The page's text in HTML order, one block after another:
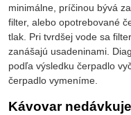
minimálne, príčinou bývá
filter, alebo opotrebované
tlak. Pri tvrdšej vode sa
zanášajú usadeninami.
podľa výsledku čerpadlo
čerpadlo vymeníme.
Kávovar